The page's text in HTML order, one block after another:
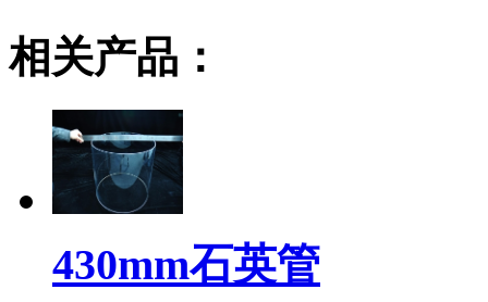
相关产品：
430mm石英管